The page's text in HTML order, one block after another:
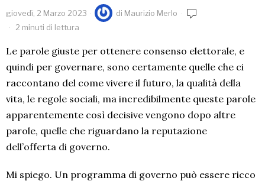
giovedì, 2 Marzo 2023 di Maurizio Merlo
2 minuti di lettura
Le parole giuste per ottenere consenso elettorale, e
quindi per governare, sono certamente quelle che ci
raccontano del come vivere il futuro, la qualità della
vita, le regole sociali, ma incredibilmente queste parole
apparentemente così decisive vengono dopo altre
parole, quelle che riguardano la reputazione
dell’offerta di governo.
Mi spiego. Un programma di governo può essere ricco